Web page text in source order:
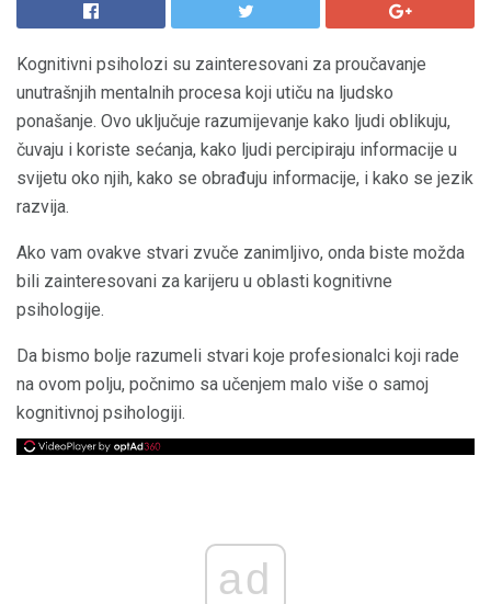
Kognitivni psiholozi su zainteresovani za proučavanje
unutrašnjih mentalnih procesa koji utiču na ljudsko
ponašanje. Ovo uključuje razumijevanje kako ljudi oblikuju,
čuvaju i koriste sećanja, kako ljudi percipiraju informacije u
svijetu oko njih, kako se obrađuju informacije, i kako se jezik
razvija.
Ako vam ovakve stvari zvuče zanimljivo, onda biste možda
bili zainteresovani za karijeru u oblasti kognitivne
psihologije.
Da bismo bolje razumeli stvari koje profesionalci koji rade
na ovom polju, počnimo sa učenjem malo više o samoj
kognitivnoj psihologiji.
ad